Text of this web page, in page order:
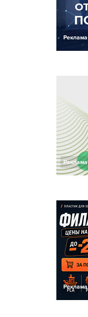
Реклама
Реклама
Реклама